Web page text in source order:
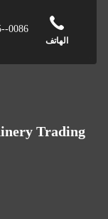
الهاتف
0086--15075896285
Trading